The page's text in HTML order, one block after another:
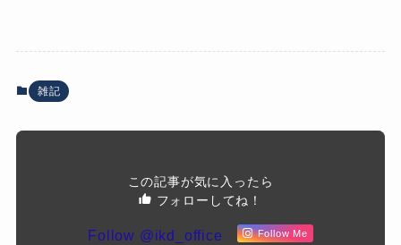
雑記
この記事が気に入ったら
フォローしてね！
Follow @ikd_office Follow Me